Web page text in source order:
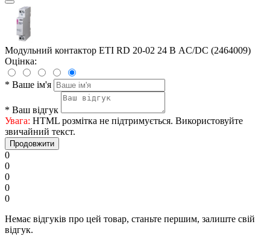
Модульний контактор ETI RD 20-02 24 В AC/DC (2464009)
Оцінка:
* Ваше ім'я
* Ваш відгук
Увага: HTML розмітка не підтримується. Використовуйте
звичайний текст.
Продовжити
0
0
0
0
0
Немає відгуків про цей товар, станьте першим, залиште свій
відгук.